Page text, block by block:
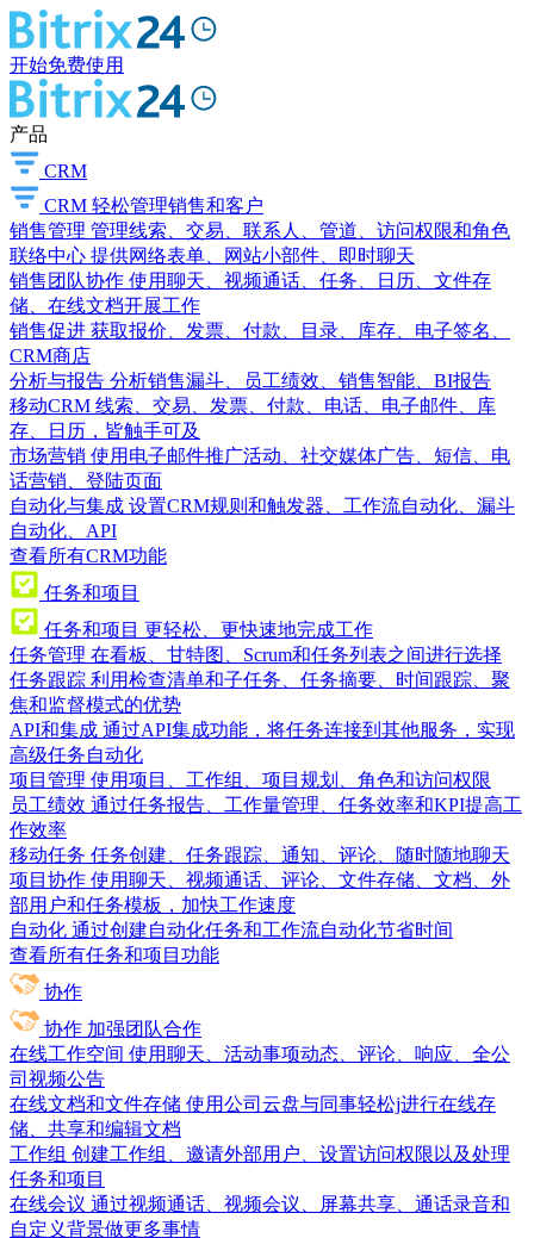
开始免费使用
产品
CRM
CRM 轻松管理销售和客户
销售管理 管理线索、交易、联系人、管道、访问权限和角色
联络中心 提供网络表单、网站小部件、即时聊天
销售团队协作 使用聊天、视频通话、任务、日历、文件存
储、在线文档开展工作
销售促进 获取报价、发票、付款、目录、库存、电子签名、
CRM商店
分析与报告 分析销售漏斗、员工绩效、销售智能、BI报告
移动CRM 线索、交易、发票、付款、电话、电子邮件、库
存、日历，皆触手可及
市场营销 使用电子邮件推广活动、社交媒体广告、短信、电
话营销、登陆页面
自动化与集成 设置CRM规则和触发器、工作流自动化、漏斗
自动化、API
查看所有CRM功能
任务和项目
任务和项目 更轻松、更快速地完成工作
任务管理 在看板、甘特图、Scrum和任务列表之间进行选择
任务跟踪 利用检查清单和子任务、任务摘要、时间跟踪、聚
焦和监督模式的优势
API和集成 通过API集成功能，将任务连接到其他服务，实现
高级任务自动化
项目管理 使用项目、工作组、项目规划、角色和访问权限
员工绩效 通过任务报告、工作量管理、任务效率和KPI提高工
作效率
移动任务 任务创建、任务跟踪、通知、评论、随时随地聊天
项目协作 使用聊天、视频通话、评论、文件存储、文档、外
部用户和任务模板，加快工作速度
自动化 通过创建自动化任务和工作流自动化节省时间
查看所有任务和项目功能
协作
协作 加强团队合作
在线工作空间 使用聊天、活动事项动态、评论、响应、全公
司视频公告
在线文档和文件存储 使用公司云盘与同事轻松j进行在线存
储、共享和编辑文档
工作组 创建工作组、邀请外部用户、设置访问权限以及处理
任务和项目
在线会议 通过视频通话、视频会议、屏幕共享、通话录音和
自定义背景做更多事情